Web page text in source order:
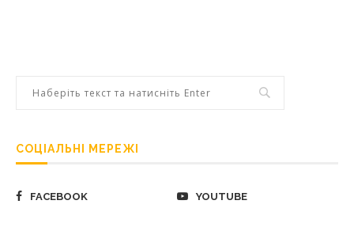
СОЦІАЛЬНІ МЕРЕЖІ
FACEBOOK YOUTUBE